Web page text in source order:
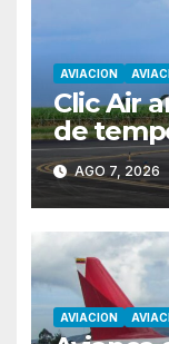
AVIACION
Clic Air
de
rutas
AGO 7, 2026
AVIACION